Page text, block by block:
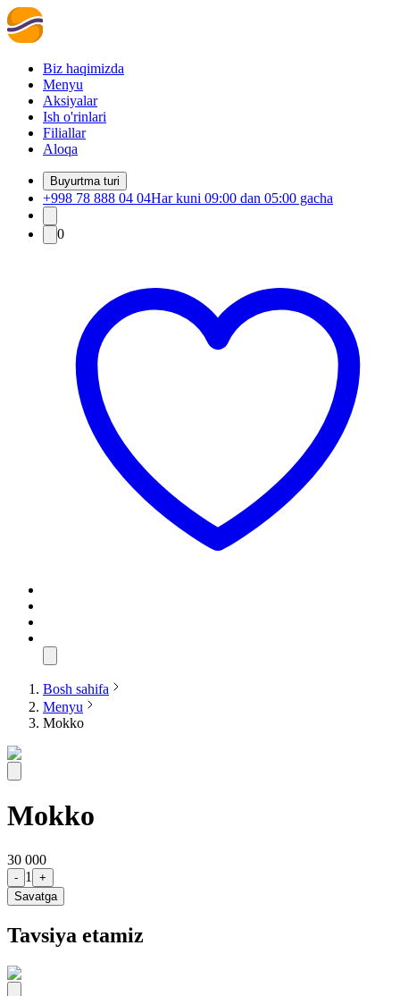
Biz haqimizda
Menyu
Aksiyalar
Ish o'rinlari
Filiallar
Aloqa
Buyurtma turi
+998 78 888 04 04Har kuni 09:00 dan 05:00 gacha
0
Bosh sahifa
Menyu
Mokko
Mokko
30 000
- 1
+
Savatga
Tavsiya etamiz